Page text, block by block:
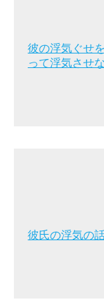
彼の浮気ぐせ
って浮気させ
彼氏の浮気の